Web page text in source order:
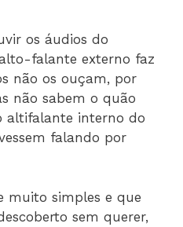
os áudios do
falante externo faz
não os ouçam, por
não sabem o quão
altifalante interno do
falando por
simples e que
sem querer,